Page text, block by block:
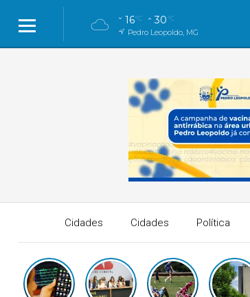
16°C 30°C
Pedro Leopoldo, MG
Cidades Cidades Política